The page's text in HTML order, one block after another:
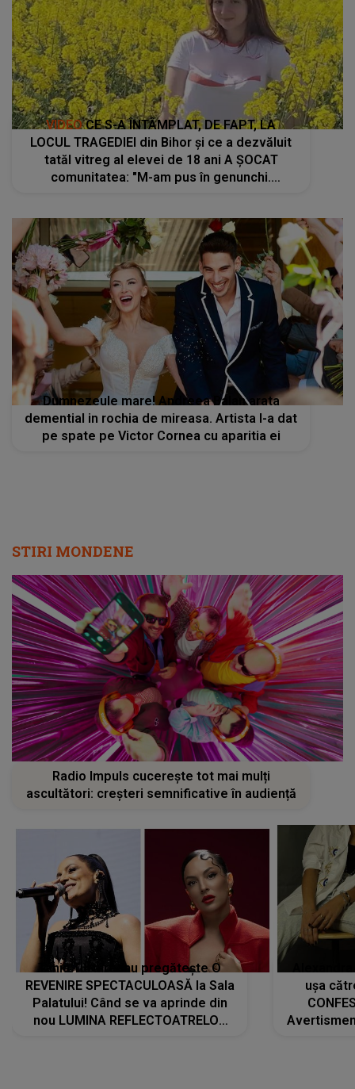
VIDEOCE S-A ÎNTÂMPLAT, DE FAPT, LA
LOCUL TRAGEDIEI din Bihor și ce a dezvăluit
tatăl vitreg al elevei de 18 ani A ȘOCAT
comunitatea: "M-am pus în genunchi.
Dumnezeule mare! Andreea Balan arata
demential in rochia de mireasa. Artista l-a dat
pe spate pe Victor Cornea cu aparitia ei
STIRI MONDENE
Radio Impuls cucerește tot mai mulți
ascultători: creșteri semnificative în audiență
Tania Turtureanu pregătește O
REVENIRE SPECTACULOASĂ la Sala
Palatului! Când se va aprinde din
nou LUMINA REFLECTOATRELOR
ușa